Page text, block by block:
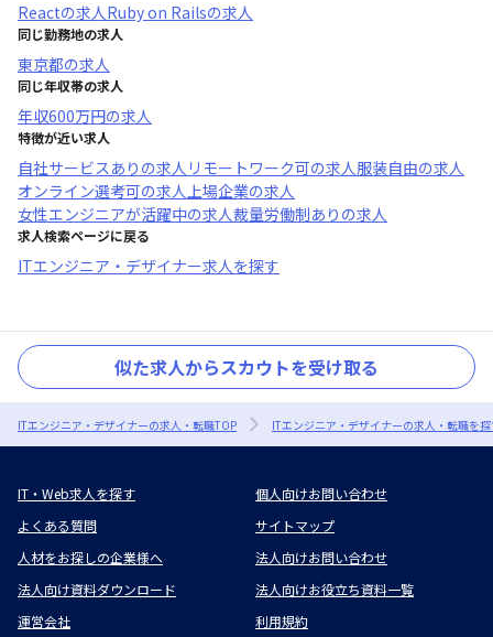
Reactの求人Ruby on Railsの求人
同じ勤務地の求人
東京都の求人
同じ年収帯の求人
年収600万円の求人
特徴が近い求人
自社サービスあり の求人 リモートワーク可の求人服装自由の求人
オンライン選考可の求人上場企業の求人
女性エンジニアが活躍中の求人裁量労働制あり の求人
求人検索ページに戻る
ITエンジニア・デザイナー求人を探す
似た求人からスカウトを受け取る
ITエンジニア・デザイナーの求人・転職TOP ITエンジニア・デザイナーの求人・転職を
IT・Web求人を探す
個人向けお問い合わせ
よくある質問
サイトマップ
人材をお探しの企業様へ
法人向けお問い合わせ
法人向け資料ダウンロード
法人向けお役立ち資料一覧
運営会社
利用規約